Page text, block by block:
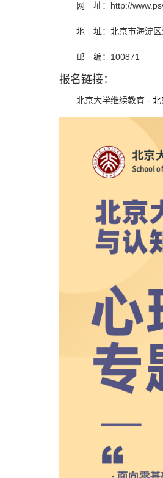
网 址：http://
地 址：北京市海淀区
邮 编：100871
报名链接：
北京大学继续教育 - 北